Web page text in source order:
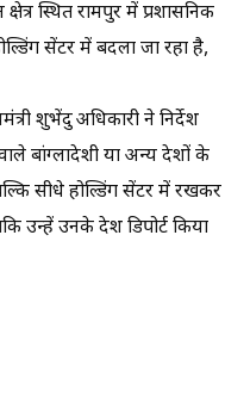
स्थित रामपुर में प्रशासनिक
सेंटर में बदला जा रहा है,
शुभेंदु अधिकारी ने निर्देश
बांग्लादेशी या अन्य देशों के
सीधे होल्डिंग सेंटर में रखकर
उन्हें उनके देश डिपोर्ट किया